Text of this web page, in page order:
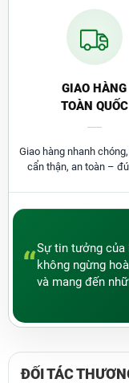
GIAO HÀNG
TOÀN QUỐC
Giao hàng nhanh
cẩn thận, an toàn –
“Sự tin tưởng của
không ngừng
và mang đến
ĐỐI TÁC